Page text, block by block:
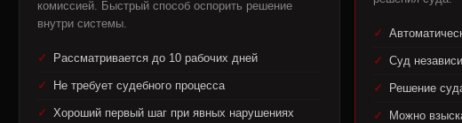
комиссией. Быстрый способ оспорить решение
внутри системы.
Рассматривается до 10 рабочих дней
Не требует судебного процесса
Хороший первый шаг при явных нарушениях
Суд
Решение
Можно